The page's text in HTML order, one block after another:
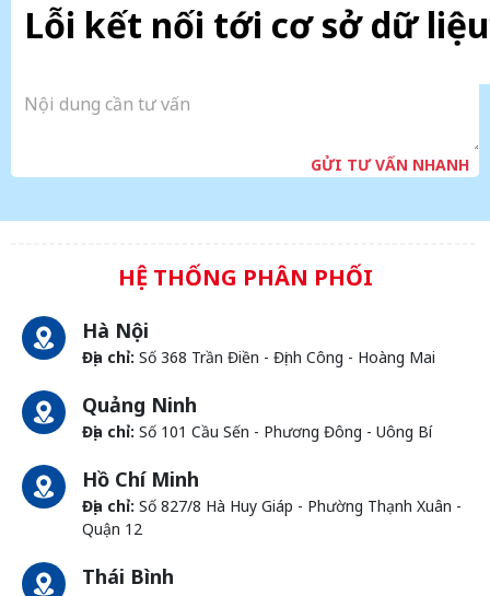
Lỗi kết nối tới cơ sở dữ liệu
GỬI TƯ VẤN NHANH
HỆ THỐNG PHÂN PHỐI
Hà Nội
Địa chỉ: Số 368 Trần Điền - Định Công - Hoàng Mai
Quảng Ninh
Địa chỉ: Số 101 Cầu Sến - Phương Đông - Uông Bí
Hồ Chí Minh
Địa chỉ: Số 827/8 Hà Huy Giáp - Phường Thạnh Xuân -
Quận 12
Thái Bình